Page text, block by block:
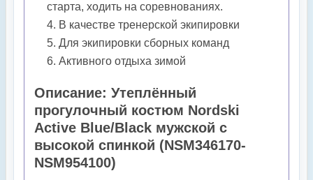
старта, ходить на соревнованиях.
В качестве тренерской экипировки
Для экипировки сборных команд
Активного отдыха зимой
Описание: Утеплённый
прогулочный костюм Nordski
Active Blue/Black мужской с
высокой спинкой (NSM346170-
NSM954100)